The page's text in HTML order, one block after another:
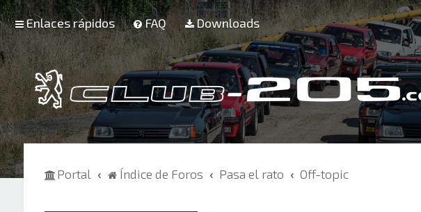
Enlaces rápidos FAQ Downloads
Portal Índice de Foros Pasa el rato Off-topic